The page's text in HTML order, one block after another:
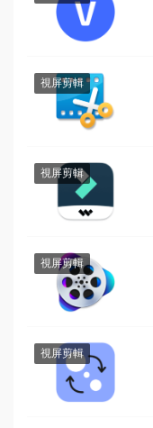
視屏剪輯
視屏剪輯
視屏剪輯
視屏剪輯